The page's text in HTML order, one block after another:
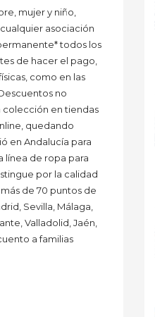
mujer y niño,
asociación
todos los
de hacer el pago,
como en las
no
colección en tiendas
quedando
en Andalucía para
línea de ropa para
por la calidad
de 70 puntos de
Sevilla, Málaga,
Valladolid, Jaén,
a familias